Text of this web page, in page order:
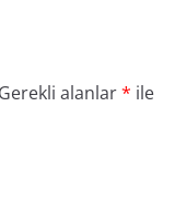
Gerekli alanlar* ile